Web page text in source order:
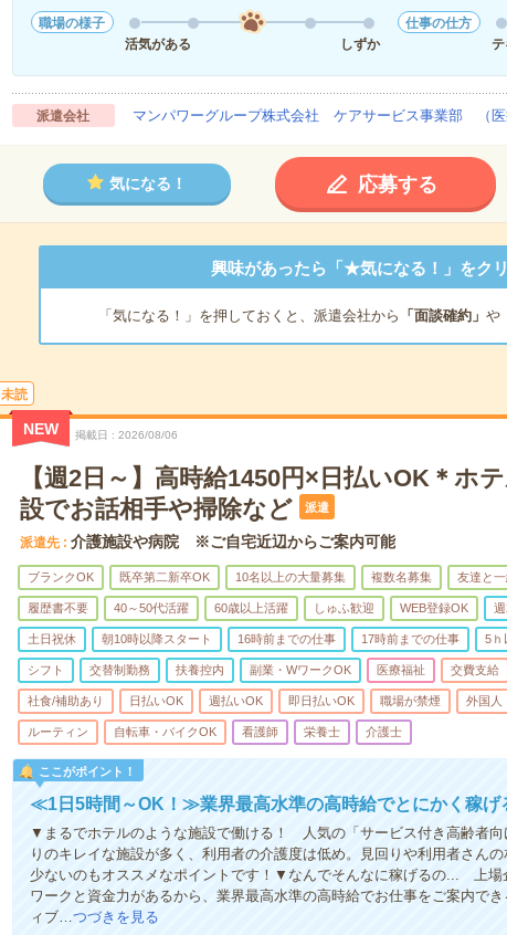
職場の様子
活気がある
しずか
仕事の仕方
テ
派遣会社 マンパワーグループ株式会社 ケアサービス事業部 （医
気になる！ 応募する
興味があったら「★気になる！」をクリ
「気になる！」を押しておくと、派遣会社から 「面談確約」 や
未読
NEW 掲載日 2026/08/06
【週2日～】高時給1450円×日払いOK＊ホ
設でお話相手や掃除など
派遣
派遣先 介護施設や病院 ※ご自宅近辺からご案内可能
ブランクOK 既卒第二新卒OK 10名以上の大量募集 複数名募集 友達と
履歴書不要 40～50代活躍 60歳以上活躍 しゅふ歓迎 WEB登録OK
土日祝休 朝10時以降スタート 16時前までの仕事 17時前までの仕事 5ｈ
シフト 交替制勤務 扶養控内 副業・WワークOK 医療福祉 交費支給
社食/補助あり 日払いOK 週払いOK 即日払いOK 職場が禁煙 外国人
ルーティン 自転車・バイクOK 看護師 栄養士 介護士
ここがポイント！
≪1日5時間～OK！≫業界最高水準の高時給でとにかく稼げ
▼まるでホテルのような施設で働ける！ 人気の「サービス付き高齢者向
りのキレイな施設が多く、利用者の介護度は低め。見回りや利用者さん
少ないのもオススメなポイントです！▼なんでそんなに稼げるの... 上場
ワークと資金力があるから、業界最高水準の高時給でお仕事をご案内で
ィブ…つづきを見る